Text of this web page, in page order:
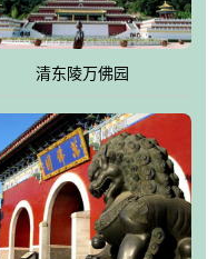
呼应的极具吸引力的花园
资近12亿元人民币，园区采
清东陵的和谐统一，在园
融合，充分发挥独一无二
游景观、寺庙、酒店等综
多元化经营项目相互依
清东陵万佛园